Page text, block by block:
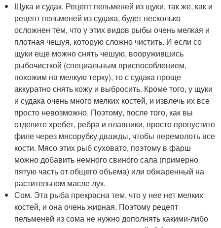
Щука и судак. Рецепт пельменей из щуки, так же, как и
рецепт пельменей из судака, будет несколько
осложнен тем, что у этих видов рыбы очень мелкая и
плотная чешуя, которую сложно чистить. И если со
щуки еще можно снять чешую, вооружившись
рыбочисткой (специальным приспособлением,
похожим на мелкую терку), то с судака проще
аккуратно снять кожу и выбросить. Кроме того, у щуки
и судака очень много мелких костей, и извлечь их все
просто невозможно. Поэтому, после того, как вы
отделите хребет, ребра и плавники, просто пропустите
филе через мясорубку дважды, чтобы перемолоть все
кости. Мясо этих рыб суховато, поэтому в фарш
можно добавить немного свиного сала (примерно
пятую часть от общего объема) или обжаренный на
растительном масле лук.
Сом. Эта рыба прекрасна тем, что у нее нет мелких
костей, и она очень жирная. Поэтому рецепт
пельменей из сома не нужно дополнять какими-либо